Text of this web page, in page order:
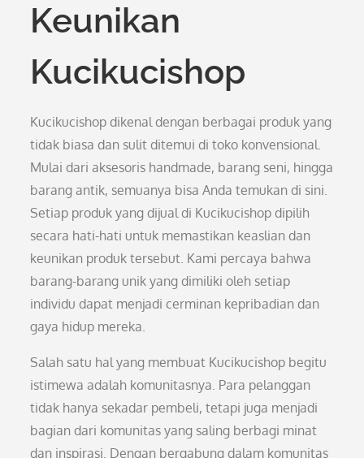
Keunikan
Kucikucishop
Kucikucishop dikenal dengan berbagai produk yang
tidak biasa dan sulit ditemui di toko konvensional.
Mulai dari aksesoris handmade, barang seni, hingga
barang antik, semuanya bisa Anda temukan di sini.
Setiap produk yang dijual di Kucikucishop dipilih
secara hati-hati untuk memastikan keaslian dan
keunikan produk tersebut. Kami percaya bahwa
barang-barang unik yang dimiliki oleh setiap
individu dapat menjadi cerminan kepribadian dan
gaya hidup mereka.
Salah satu hal yang membuat Kucikucishop begitu
istimewa adalah komunitasnya. Para pelanggan
tidak hanya sekadar pembeli, tetapi juga menjadi
bagian dari komunitas yang saling berbagi minat
dan inspirasi. Dengan bergabung dalam komunitas